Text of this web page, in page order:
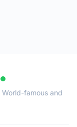
World-famous and